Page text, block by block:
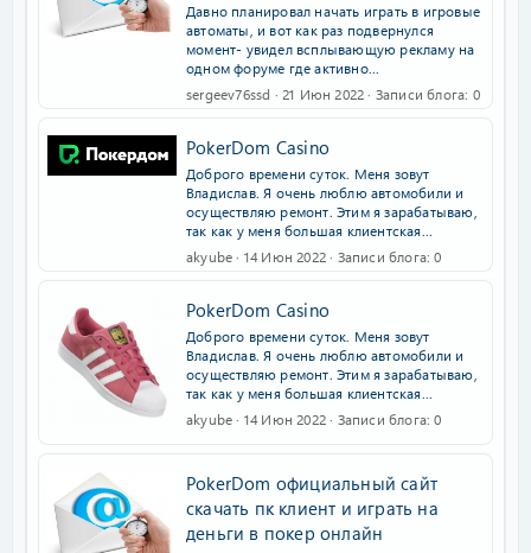
Давно планировал начать играть в игровые
автоматы, и вот как раз подвернулся
момент- увидел всплывающую рекламу на
одном форуме где активно...
sergeev76ssd
21 Июн 2022 Записи блога 0
PokerDom Casino
Доброго времени суток. Меня зовут
Владислав. Я очень люблю автомобили и
осуществляю ремонт. Этим я зарабатываю,
так как у меня большая клиентская...
akyube
14 Июн 2022 Записи блога 0
PokerDom Casino
Доброго времени суток. Меня зовут
Владислав. Я очень люблю автомобили и
осуществляю ремонт. Этим я зарабатываю,
так как у меня большая клиентская...
akyube
14 Июн 2022 Записи блога 0
PokerDom официальный сайт
скачать пк клиент и играть на
деньги в покер онлайн